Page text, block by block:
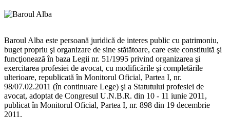
Baroul Alba este persoană juridică de interes public cu patrimoniu,
buget propriu şi organizare de sine stătătoare, care este constituită şi
funcţionează în baza Legii nr. 51/1995 privind organizarea şi
exercitarea profesiei de avocat, cu modificările şi completările
ulterioare, republicată în Monitorul Oficial, Partea I, nr.
98/07.02.2011 (în continuare Lege) şi a Statutului profesiei de
avocat, adoptat de Congresul U.N.B.R. din 10 - 11 iunie 2011,
publicat în Monitorul Oficial, Partea I, nr. 898 din 19 decembrie
2011.